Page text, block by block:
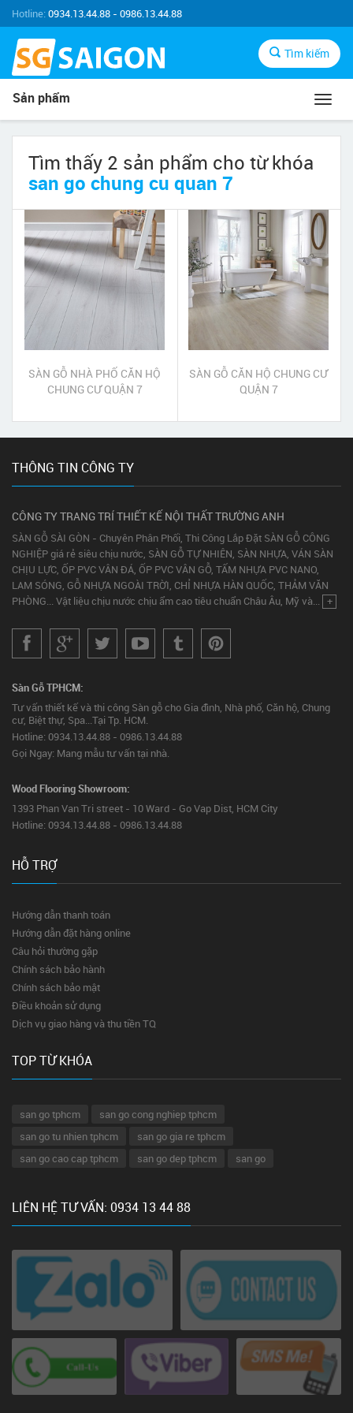
Hotline:0934.13.44.88 - 0986.13.44.88
Tìm kiếm
Sản phẩm
Tìm thấy 2 sản phẩm cho từ khóa
san go chung cu quan 7
SÀN GỖ NHÀ PHỐ CĂN HỘ
CHUNG CƯ QUẬN 7
SÀN GỖ CĂN HỘ CHUNG CƯ
QUẬN 7
THÔNG TIN CÔNG TY
CÔNG TY TRANG TRÍ THIẾT KẾ NỘI THẤT TRƯỜNG ANH
SÀN GỖ SÀI GÒN - Chuyên Phân Phối, Thi Công Lắp Đặt SÀN GỖ CÔNG
NGHIỆP giá rẻ siêu chịu nước, SÀN GỖ TỰ NHIÊN, SÀN NHỰA, VÁN SÀN
CHỊU LỰC, ỐP PVC VÂN ĐÁ, ỐP PVC VÂN GỖ, TẤM NHỰA PVC NANO,
LAM SÓNG, GỖ NHỰA NGOÀI TRỜI, CHỈ NHỰA HÀN QUỐC, THẢM VĂN
PHÒNG... Vật liệu chịu nước chịu ẩm cao tiêu chuẩn Châu Âu, Mỹ và... +
Sàn Gỗ TPHCM:
Tư vấn thiết kế và thi công Sàn gỗ cho Gia đình, Nhà phố, Căn hộ, Chung
cư, Biệt thự, Spa...Tại Tp. HCM.
Hotline: 0934.13.44.88 - 0986.13.44.88
Gọi Ngay: Mang mẫu tư vấn tại nhà.
Wood Flooring Showroom:
1393 Phan Van Tri street - 10 Ward - Go Vap Dist, HCM City
Hotline: 0934.13.44.88 - 0986.13.44.88
HỖ TRỢ
Hướng dẫn thanh toán
Hướng dẫn đặt hàng online
Câu hỏi thường gặp
Chính sách bảo hành
Chính sách bảo mật
Điều khoản sử dụng
Dịch vụ giao hàng và thu tiền TQ
TOP TỪ KHÓA
san go tphcm
san go cong nghiep tphcm
san go tu nhien tphcm
san go gia re tphcm
san go cao cap tphcm
san go dep tphcm san go
LIÊN HỆ TƯ VẤN: 0934 13 44 88